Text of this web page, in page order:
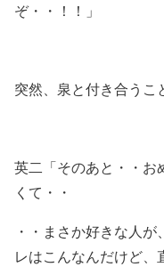
ぞ・・！！」
突然、泉と付き合うこ
英二「そのあと・・お
くて・・
・・まさか好きな人
レはこんなんだけど、